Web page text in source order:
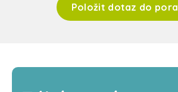
Položit dotaz do